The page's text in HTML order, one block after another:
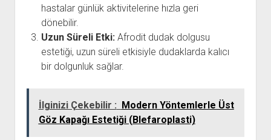
hastalar günlük aktivitelerine hızla geri
dönebilir.
Uzun Süreli Etki: Afrodit dudak dolgusu
estetiği, uzun süreli etkisiyle dudaklarda kalıcı
bir dolgunluk sağlar.
İlginizi Çekebilir : Modern Yöntemlerle Üst
Göz Kapağı Estetiği (Blefaroplasti)